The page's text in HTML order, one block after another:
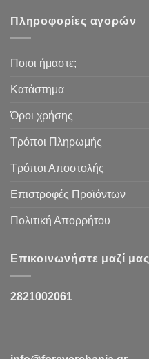
Πληροφορίες αγορών
Ποιοι ήμαστε;
Κατάστημα
Όροι χρήσης
Τρόποι Πληρωμής
Τρόποι Αποστολής
Επιστροφές Προϊόντων
Πολιτική Απορρήτου
Επικοινωνήστε μαζί μας
2821002061